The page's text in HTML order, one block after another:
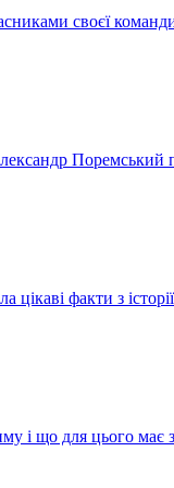
своєї
Поремський
цікаві факти з
і що для цього